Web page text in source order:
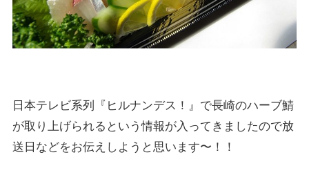
日本テレビ系列『ヒルナンデス！』で長崎のハーブ鯖
が取り上げられるという情報が入ってきましたので放
送日などをお伝えしようと思います〜！！